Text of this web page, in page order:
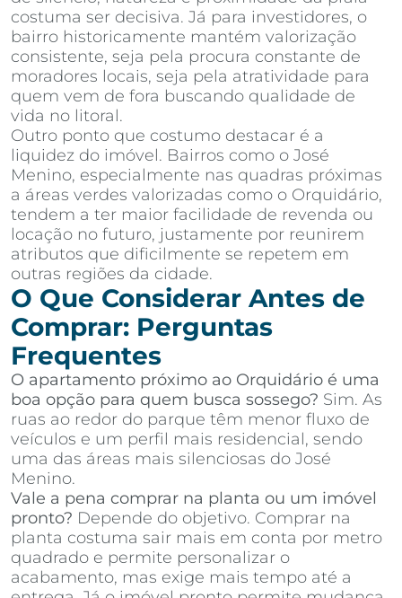
costuma ser decisiva. Já para investidores, o
bairro historicamente mantém valorização
consistente, seja pela procura constante de
moradores locais, seja pela atratividade para
quem vem de fora buscando qualidade de
vida no litoral.
Outro ponto que costumo destacar é a
liquidez do imóvel. Bairros como o José
Menino, especialmente nas quadras próximas
a áreas verdes valorizadas como o Orquidário,
tendem a ter maior facilidade de revenda ou
locação no futuro, justamente por reunirem
atributos que dificilmente se repetem em
outras regiões da cidade.
O Que Considerar Antes de
Comprar: Perguntas
Frequentes
O apartamento próximo ao Orquidário é uma
boa opção para quem busca sossego? Sim. As
ruas ao redor do parque têm menor fluxo de
veículos e um perfil mais residencial, sendo
uma das áreas mais silenciosas do José
Menino.
Vale a pena comprar na planta ou um imóvel
pronto? Depende do objetivo. Comprar na
planta costuma sair mais em conta por metro
quadrado e permite personalizar o
acabamento, mas exige mais tempo até a